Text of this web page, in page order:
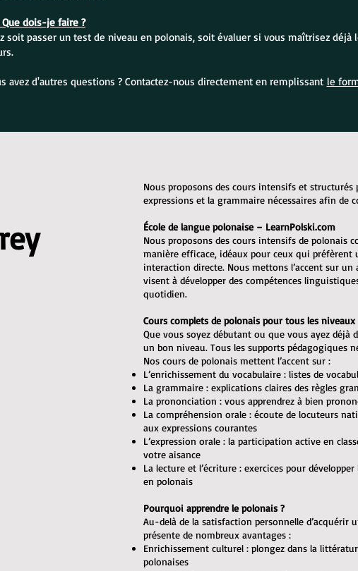
dois-je faire ?
soit passer un test de niveau en polonais, soit évaluer si vous maîtrisez déjà
avez d'autres questions ? Contactez-nous directement en remplissant le
Nous proposons des cours intensifs et
expressions et la grammaire nécessaires afin de
École de langue polonaise – LearnPolski.com
Nous proposons des cours intensifs de polonais
manière efficace, idéaux pour ceux qui
interaction directe. Nous mettons l’accent sur
visent à développer des compétences
quotidien.
Cours complets de polonais pour tous les niveaux
Que vous soyez débutant ou que vous ayez déjà
un bon niveau. Tous les supports pédagogiques
Nos cours de polonais mettent l’accent sur :
L’enrichissement du vocabulaire : listes de
La grammaire : explications claires des règles
La prononciation : vous apprendrez à bien
La compréhension orale : écoute de locuteurs
aux expressions courantes
L’expression orale : la participation active en
votre aisance
La lecture et l’écriture : exercices pour
en polonais
Pourquoi apprendre le polonais ?
Au-delà de la satisfaction personnelle d’acquérir
présente de nombreux avantages :
Enrichissement culturel : plongez dans la
polonaises